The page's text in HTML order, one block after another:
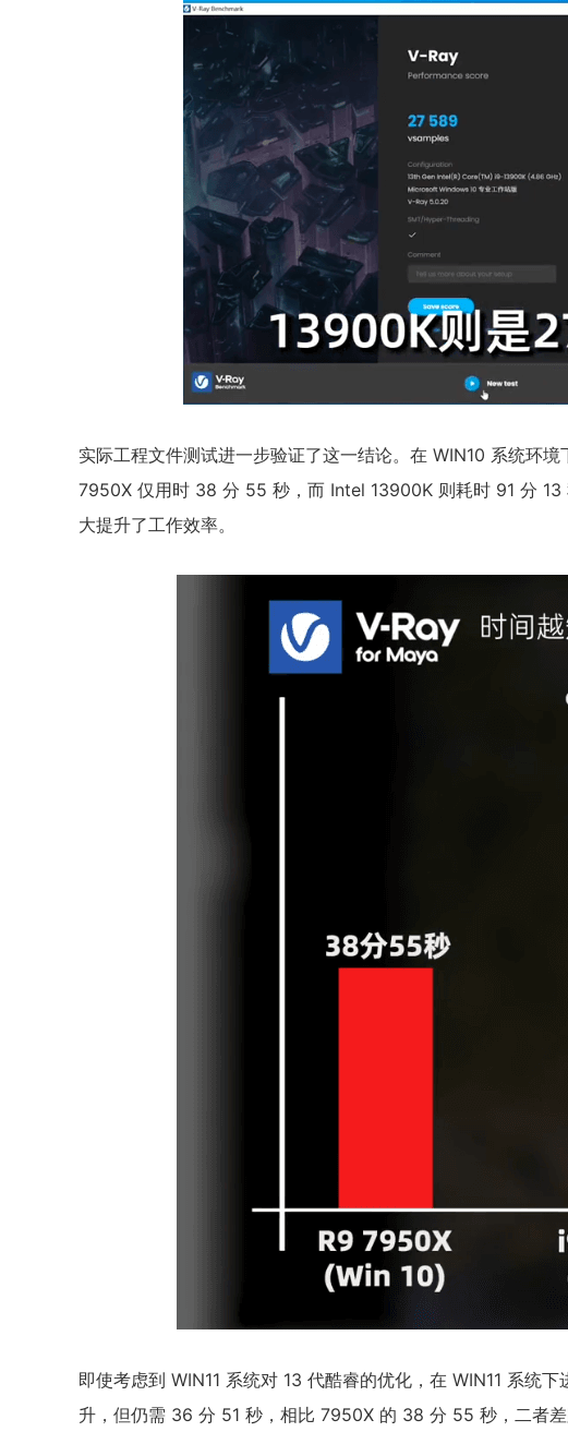
实际工程文件测试进一步验证了这一结论。在 WIN10 系统环
7950X 仅用时 38 分 55 秒，而 Intel 13900K 则耗时 91 分
大提升了工作效率。
即使考虑到 WIN11 系统对 13 代酷睿的优化，在 WIN11 系统
升，但仍需 36 分 51 秒，相比 7950X 的 38 分 55 秒，二者